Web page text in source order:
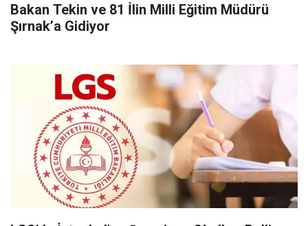
Bakan Tekin ve 81 İlin Milli Eğitim Müdürü
Şırnak’a Gidiyor